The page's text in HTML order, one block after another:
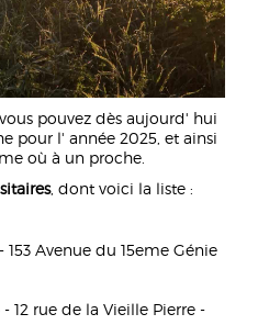
pouvez dès aujourd' hui
pour l' année 2025, et ainsi
où à un proche.
, dont voici la liste :
153 Avenue du 15eme Génie
12 rue de la Vieille Pierre -